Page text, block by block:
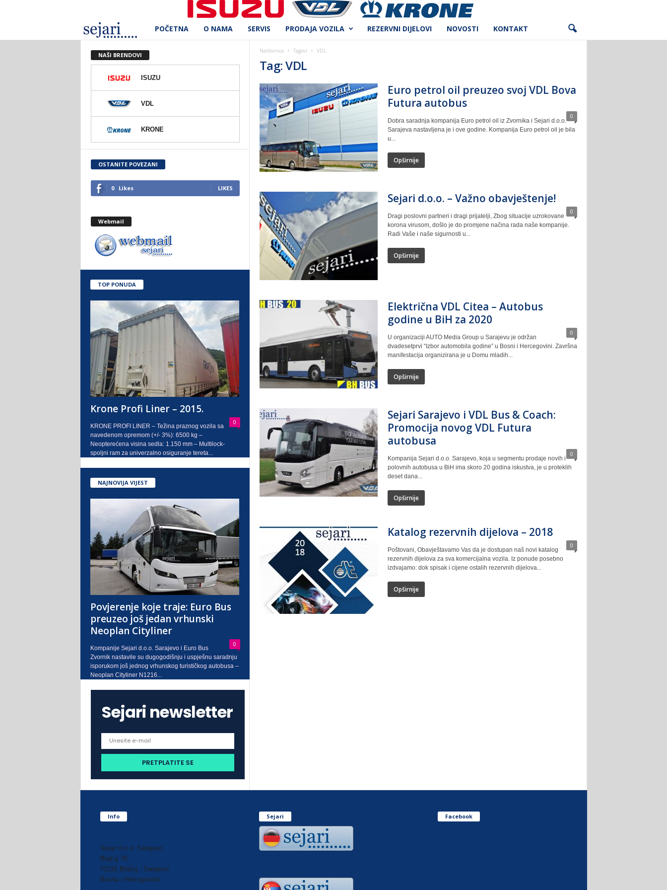
e
r
d
.
o
.
a
j
o
POČETNA O NAMA SERVIS PRODAJA VOZILA REZERVNI DIJELOVI NOVOSTI KONTAKT
Naslovnica Tagovi VDL
Tag: VDL
Euro petrol oil preuzeo svoj VDL Bova
Futura autobus
0
Dobra saradnja kompanija Euro petrol oil iz Zvornika i Sejari d.o.o.
Sarajeva nastavljena je i ove godine. Kompanija Euro petrol oil je bila
u...
Opširnije
Sejari d.o.o. – Važno obavještenje!
0
Dragi poslovni partneri i dragi prijatelji, Zbog situacije uzrokovane
korona virusom, došlo je do promjene načina rada naše kompanije.
Radi Vaše i naše sigurnosti u...
Opširnije
Električna VDL Citea – Autobus
godine u BiH za 2020
0
U organizaciji AUTO Media Group u Sarajevu je održan
dvadesetprvi “Izbor automobila godine” u Bosni i Hercegovini. Završna
manifestacija organizirana je u Domu mladih...
Opširnije
Sejari Sarajevo i VDL Bus & Coach:
Promocija novog VDL Futura
autobusa
0
Kompanija Sejari d.o.o. Sarajevo, koja u segmentu prodaje novih i
polovnih autobusa u BiH ima skoro 20 godina iskustva, je u proteklih
deset dana...
Opširnije
Katalog rezervnih dijelova – 2018
0
Poštovani, Obavještavamo Vas da je dostupan naš novi katalog
rezervnih dijelova za sva komercijalna vozila. Iz ponude posebno
izdvajamo: dok spisak i cijene ostalih rezervnih dijelova...
Opširnije
NAŠI BRENDOVI
ISUZU
VDL
KRONE
OSTANITE POVEZANI
0 Likes LIKES
Webmail
TOP PONUDA
Krone Profi Liner – 2015.
0
KRONE PROFI LINER – Težina praznog vozila sa
navedenom opremom (+/- 3%): 6500 kg –
Neopterećena visina sedla: 1.150 mm – Multilock-
spoljni ram za univerzalno osiguranje tereta...
NAJNOVIJA VIJEST
Povjerenje koje traje: Euro Bus
preuzeo još jedan vrhunski
Neoplan Cityliner
0
Kompanije Sejari d.o.o. Sarajevo i Euro Bus
Zvornik nastavile su dugogodišnju i uspješnu saradnju
isporukom još jednog vrhunskog turističkog autobusa –
Neoplan Cityliner N1216...
Sejari newsletter
Info
Sejari d.o.o. Sarajevo
Blažuj 78,
71215 Blažuj - Sarajevo
Bosna i Hercegovina
Sejari Facebook